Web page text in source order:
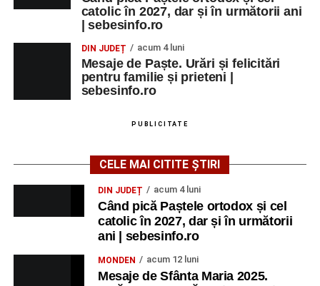
Grădina Muzeului Municipal „Ioan
Raica” Sebeș
„Armonia artelor”– salon literar și întâlnire
cu artele plastice, organizat alături de artiști locali.
– Proiecție cinematografică:
„Anotimpurile”de Antonio Vivaldi (rating N-15).
MIERCURI, 26 AUGUST 2026
Copiii în armonia orașului
Ora 10.00– Școala din Răhău: activități recreative pentru
catolic în 2027, dar și în următorii ani
| sebesinfo.ro
DIN JUDEȚ acum 4 luni
Mesaje de Paște. Urări și felicitări
pentru familie și prieteni |
sebesinfo.ro
PUBLICITATE
CELE MAI CITITE ȘTIRI
DIN JUDEȚ acum 4 luni
Când pică Paștele ortodox și cel
catolic în 2027, dar și în următorii
ani | sebesinfo.ro
MONDEN acum 12 luni
Mesaje de Sfânta Maria 2025.